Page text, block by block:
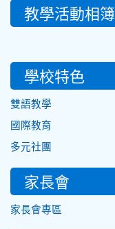
教學活動相簿
學校特色
雙語教學
國際教育
多元社團
家長會
家長會專區